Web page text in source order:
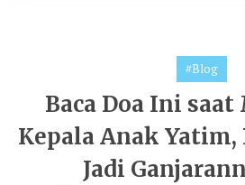
#Blog
Baca Doa Ini
Kepala Anak Yatim,
Jadi